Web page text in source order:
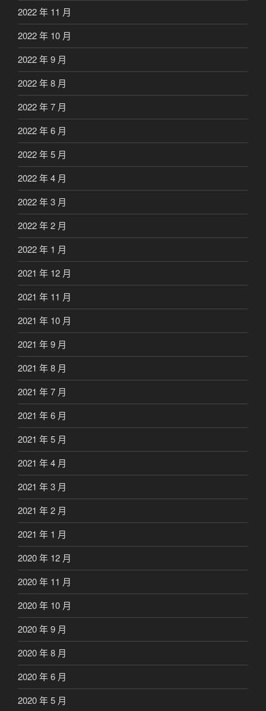
2022 年 11 月
2022 年 10 月
2022 年 9 月
2022 年 8 月
2022 年 7 月
2022 年 6 月
2022 年 5 月
2022 年 4 月
2022 年 3 月
2022 年 2 月
2022 年 1 月
2021 年 12 月
2021 年 11 月
2021 年 10 月
2021 年 9 月
2021 年 8 月
2021 年 7 月
2021 年 6 月
2021 年 5 月
2021 年 4 月
2021 年 3 月
2021 年 2 月
2021 年 1 月
2020 年 12 月
2020 年 11 月
2020 年 10 月
2020 年 9 月
2020 年 8 月
2020 年 6 月
2020 年 5 月